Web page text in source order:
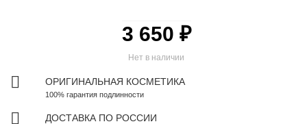
Нет в наличии
3 650 ₽
ОРИГИНАЛЬНАЯ КОСМЕТИКА
100% гарантия подлинности
ДОСТАВКА ПО РОССИИ